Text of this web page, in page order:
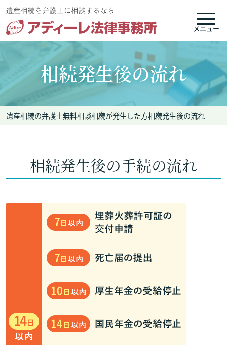
メニュー
相続発生後の流れ
遺産相続の弁護士無料相談相続が発生した方相続発生後の流れ
相続発生後の手続の流れ